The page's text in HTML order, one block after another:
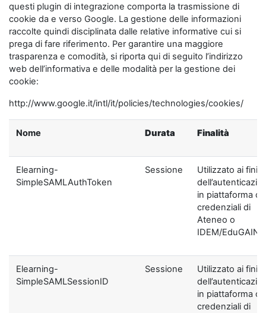
questi plugin di integrazione comporta la trasmissione di
cookie da e verso Google. La gestione delle informazioni
raccolte quindi disciplinata dalle relative informative cui si
prega di fare riferimento. Per garantire una maggiore
trasparenza e comodità, si riporta qui di seguito l’indirizzo
web dell’informativa e delle modalità per la gestione dei
cookie:
http://www.google.it/intl/it/policies/technologies/cookies/
Nome Durata Finalità
Elearning-
SimpleSAMLAuthToken
Sessione
Utilizzato ai fini
in piattaforma
credenziali di
Ateneo o
IDEM/EduGAIN
Elearning-
SimpleSAMLSessionID
Sessione
Utilizzato ai fini
in piattaforma
credenziali di